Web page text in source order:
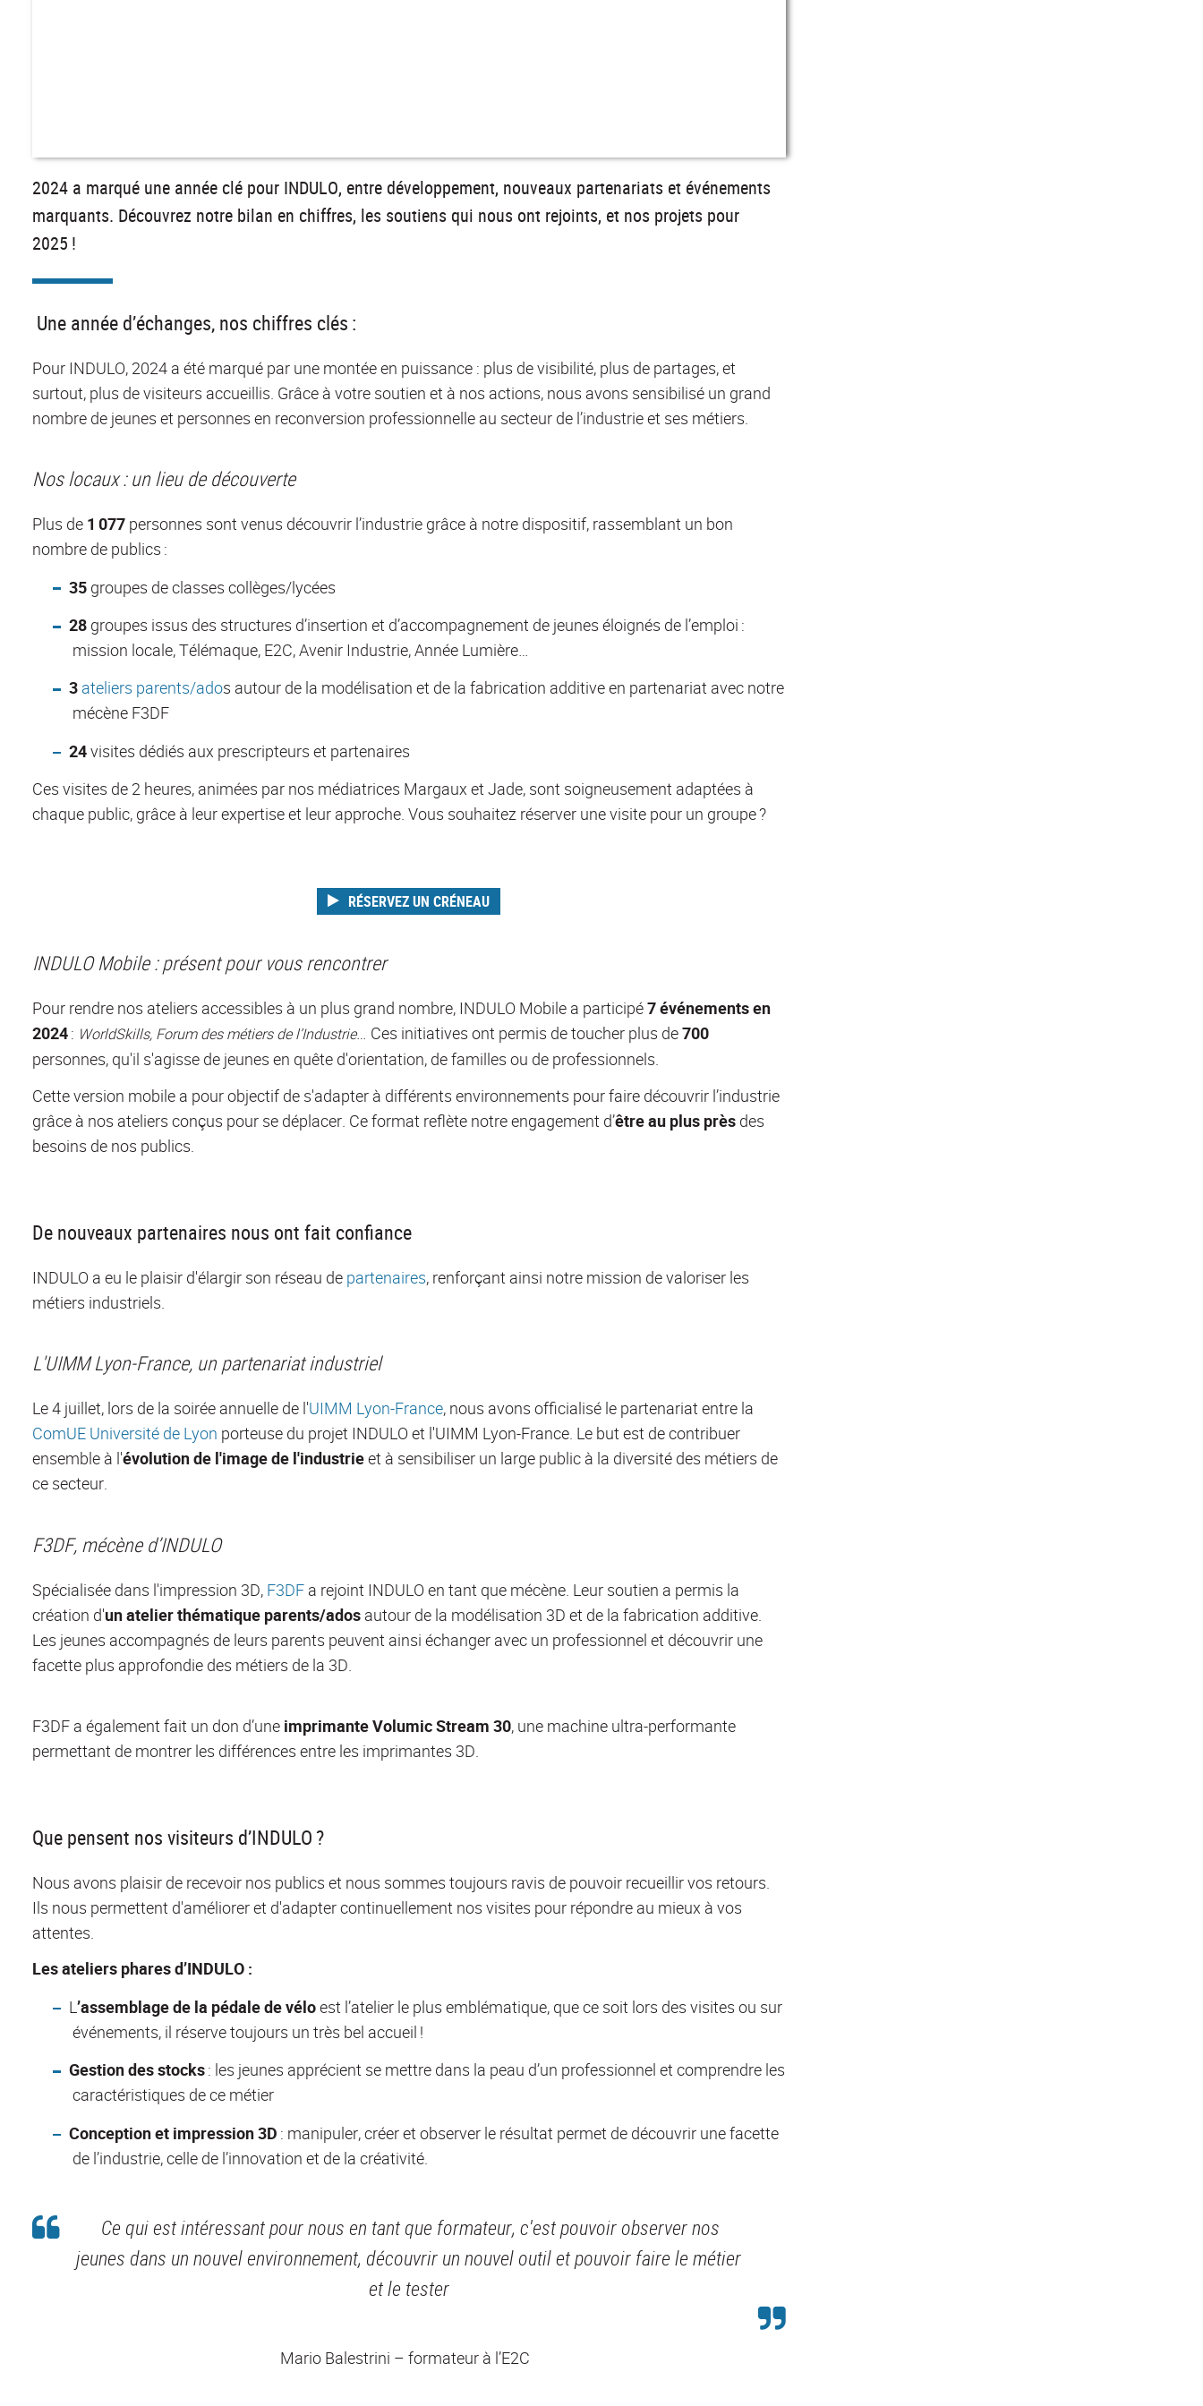
2024 a marqué une année clé pour INDULO, entre développement, nouveaux partenariats et événements
marquants. Découvrez notre bilan en chiffres, les soutiens qui nous ont rejoints, et nos projets pour
2025 !
Une année d’échanges, nos chiffres clés :
Pour INDULO, 2024 a été marqué par une montée en puissance : plus de visibilité, plus de partages, et
surtout, plus de visiteurs accueillis. Grâce à votre soutien et à nos actions, nous avons sensibilisé un grand
nombre de jeunes et personnes en reconversion professionnelle au secteur de l’industrie et ses métiers.
Nos locaux : un lieu de découverte
Plus de 1 077 personnes sont venus découvrir l’industrie grâce à notre dispositif, rassemblant un bon
nombre de publics :
35groupes de classes collèges/lycées
28groupes issus des structures d’insertion et d’accompagnement de jeunes éloignés de l’emploi :
mission locale, Télémaque, E2C, Avenir Industrie, Année Lumière…
3 ateliers parents/ados autour de la modélisation et de la fabrication additive en partenariat avec notre
mécène F3DF
24visites dédiés aux prescripteurs et partenaires
Ces visites de 2 heures, animées par nos médiatrices Margaux et Jade, sont soigneusement adaptées à
chaque public, grâce à leur expertise et leur approche. Vous souhaitez réserver une visite pour un groupe ?
RÉSERVEZ UN CRÉNEAU
INDULO Mobile : présent pour vous rencontrer
Pour rendre nos ateliers accessibles à un plus grand nombre, INDULO Mobile a participé7 événementsen
2024: WorldSkills, Forum des métiers de l’Industrie… Ces initiatives ont permis de toucher plus de700
personnes, qu'il s'agisse de jeunes en quête d'orientation, de familles ou de professionnels.
Cetteversion mobile a pourobjectif de s'adapter à différents environnements pour faire découvrir l’industrie
grâce à nos ateliers conçus pour se déplacer. Ce format reflète notre engagement d’être au plus près des
besoins de nos publics.
De nouveaux partenaires nous ont fait confiance
INDULO a eu le plaisir d'élargir son réseau de partenaires, renforçant ainsi notre mission devaloriser les
métiers industriels.
L'UIMM Lyon-France, un partenariat industriel
Le 4 juillet, lors de la soirée annuelle de l'UIMM Lyon-France, nous avons officialisé le partenariat entre la
ComUE Université de Lyon porteuse du projet INDULO et l'UIMM Lyon-France. Le but est decontribuer
ensemble à l'évolution de l'image de l'industrieet à sensibiliser un large public à la diversité des métiers de
ce secteur.
F3DF, mécène d’INDULO
Spécialisée dans l'impression 3D, F3DF a rejoint INDULO en tant que mécène. Leur soutien a permis la
création d'un atelier thématique parents/ados autour de la modélisation 3D et de la fabrication additive.
Les jeunes accompagnés de leurs parents peuvent ainsi échanger avec un professionnel et découvrir une
facette plus approfondie des métiers de la 3D.
F3DF a également fait un don d’une imprimanteVolumicStream 30, une machine ultra-performante
permettant de montrer les différences entre les imprimantes 3D.
Que pensent nos visiteurs d’INDULO ?
Nous avons plaisir de recevoir nos publics et nous sommes toujours ravis de pouvoir recueillir vos retours.
Ils nous permettent d'améliorer et d'adapter continuellement nos visites pour répondre au mieux à vos
attentes.
Les ateliers phares d’INDULO :
L’assemblage de la pédale de véloest l’atelier le plus emblématique, que ce soit lors des visites ou sur
événements, il réserve toujours un très bel accueil !
Gestion des stocks: les jeunes apprécient se mettre dans la peau d’un professionnel et comprendre les
caractéristiques de ce métier
Conception et impression 3D : manipuler, créer et observer le résultat permet de découvrir une facette
de l’industrie, celle de l’innovation et de la créativité.
Ce qui est intéressant pour nous en tant que formateur, c'est pouvoir observer nos
jeunes dans un nouvel environnement, découvrir un nouvel outil et pouvoir faire le métier
et le tester
Mario Balestrini – formateur à l’E2C